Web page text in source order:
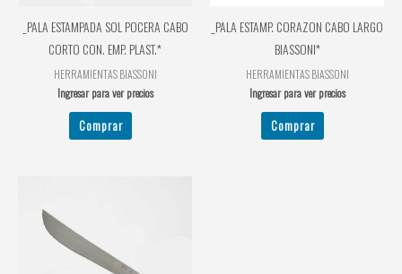
_PALA ESTAMPADA SOL POCERA CABO
CORTO CON. EMP. PLAST.*
HERRAMIENTAS BIASSONI
Ingresar para ver precios
Comprar
_PALA ESTAMP. CORAZON CABO LARGO
BIASSONI*
HERRAMIENTAS BIASSONI
Ingresar para ver precios
Comprar